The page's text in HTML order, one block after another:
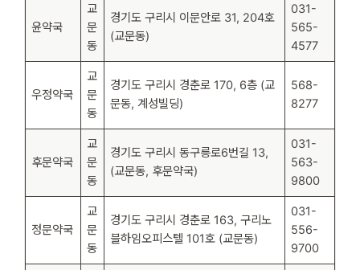
윤약국
교
문
동
경기도 구리시 이문안로 31, 204호
(교문동)
031-
565-
4577
우정약국
교
문
동
경기도 구리시 경춘로 170, 6층 (교
문동, 계성빌딩)
568-
8277
후문약국
교
문
동
경기도 구리시 동구릉로6번길 13,
(교문동, 후문약국)
031-
563-
9800
정문약국
교
문
동
경기도 구리시 경춘로 163, 구리노
블하임오피스텔 101호 (교문동)
031-
556-
9700